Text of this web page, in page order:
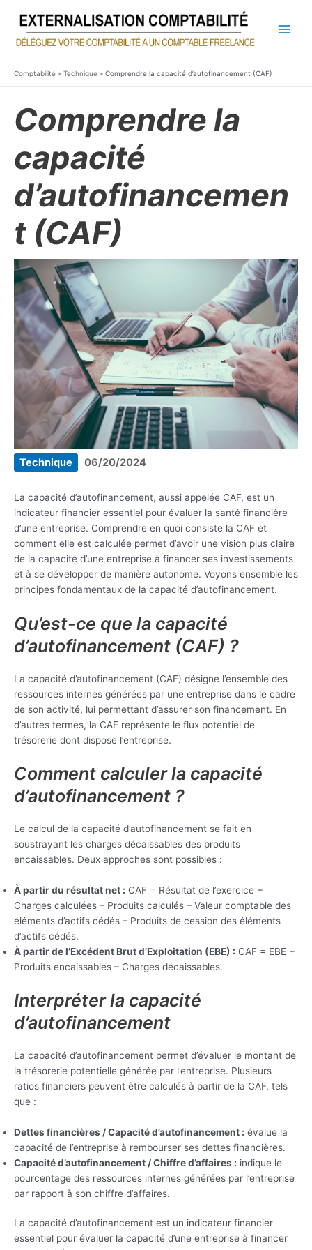
contenu
Comptabilité » Technique » Comprendre la capacité d’autofinancement (CAF)
Comprendre la
capacité
d’autofinancemen
t (CAF)
Technique 06/20/2024
La capacité d’autofinancement, aussi appelée CAF, est un
indicateur financier essentiel pour évaluer la santé financière
d’une entreprise. Comprendre en quoi consiste la CAF et
comment elle est calculée permet d’avoir une vision plus claire
de la capacité d’une entreprise à financer ses investissements
et à se développer de manière autonome. Voyons ensemble les
principes fondamentaux de la capacité d’autofinancement.
Qu’est-ce que la capacité
d’autofinancement (CAF) ?
La capacité d’autofinancement (CAF) désigne l’ensemble des
ressources internes générées par une entreprise dans le cadre
de son activité, lui permettant d’assurer son financement. En
d’autres termes, la CAF représente le flux potentiel de
trésorerie dont dispose l’entreprise.
Comment calculer la capacité
d’autofinancement ?
Le calcul de la capacité d’autofinancement se fait en
soustrayant les charges décaissables des produits
encaissables. Deux approches sont possibles :
À partir du résultat net : CAF = Résultat de l’exercice +
Charges calculées – Produits calculés – Valeur comptable des
éléments d’actifs cédés – Produits de cession des éléments
d’actifs cédés.
À partir de l’Excédent Brut d’Exploitation (EBE) : CAF = EBE +
Produits encaissables – Charges décaissables.
Interpréter la capacité
d’autofinancement
La capacité d’autofinancement permet d’évaluer le montant de
la trésorerie potentielle générée par l’entreprise. Plusieurs
ratios financiers peuvent être calculés à partir de la CAF, tels
que :
Dettes financières / Capacité d’autofinancement : évalue la
capacité de l’entreprise à rembourser ses dettes financières.
Capacité d’autofinancement / Chiffre d’affaires : indique le
pourcentage des ressources internes générées par l’entreprise
par rapport à son chiffre d’affaires.
La capacité d’autofinancement est un indicateur financier
essentiel pour évaluer la capacité d’une entreprise à financer